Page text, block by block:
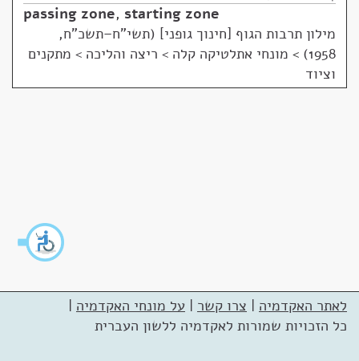
passing zone, starting zone
מילון תרבות הגוף [חינוך גופני] (תשי"ח–תשכ"ח,
1958)
> מונחי אתלטיקה קלה > ריצה והליכה > מתקנים
וציוד
לאתר האקדמיה | צרו קשר | על מונחי האקדמיה |
כל הזכויות שמורות לאקדמיה ללשון העברית